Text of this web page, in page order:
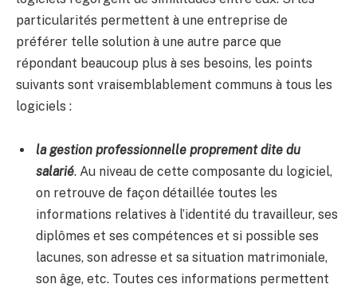
particularités permettent à une entreprise de
préférer telle solution à une autre parce que
répondant beaucoup plus à ses besoins, les points
suivants sont vraisemblablement communs à tous les
logiciels :
la gestion professionnelle proprement dite du
salarié. Au niveau de cette composante du logiciel,
on retrouve de façon détaillée toutes les
informations relatives à l’identité du travailleur, ses
diplômes et ses compétences et si possible ses
lacunes, son adresse et sa situation matrimoniale,
son âge, etc. Toutes ces informations permettent